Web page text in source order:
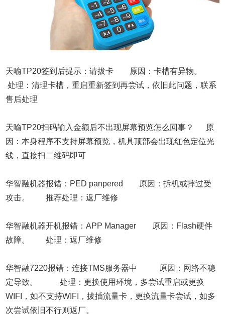
天喻TP20签到后提示：请拔卡 原因：卡槽有异物。
处理：清理卡槽，重启重新签到再尝试，依旧此问题，联系
售后处理
天喻TP20扫码输入金额后不出现屏幕预览怎么回事？ 原
因：本身程序不支持屏幕预览，机具顶部会出现红色定位光
线，直接扫二维码即可
华智融机器报错：PED panpered 原因：拆机或摔过受
攻击。 推荐处理：返厂维修
华智融机器开机报错：APP Manager 原因：Flash硬件
故障。 处理：返厂维修
华智融7220报错：连接TMS服务器中 原因：网络不稳
定导致。 处理：更换使用环境，多尝试重启或更换
WIFI，如不支持WIFI，拔插流量卡，更换流量卡尝试，如多
次尝试依旧不行则返厂。